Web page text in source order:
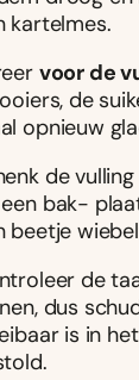
kartelmes.
voor de
de
opnieuw
de
bak-
beetje
de
dus
is in